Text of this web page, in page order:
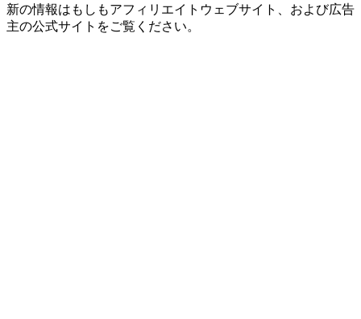
新の情報はもしもアフィリエイトウェブサイト、および広告
主の公式サイトをご覧ください。